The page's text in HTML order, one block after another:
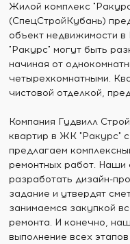
Жилой комплекс
(СпецСтройКубань)
объект недвижимости
"Ракурс" могут быть
начиная от
четырехкомнатными.
чистовой отделкой,
Компания Гудвилл
квартир в ЖК "Ракурс"
предлагаем
ремонтных работ. Наши
разработать дизайн-
задание и утвердят
занимаемся закупкой
ремонта. И конечно,
выполнение всех